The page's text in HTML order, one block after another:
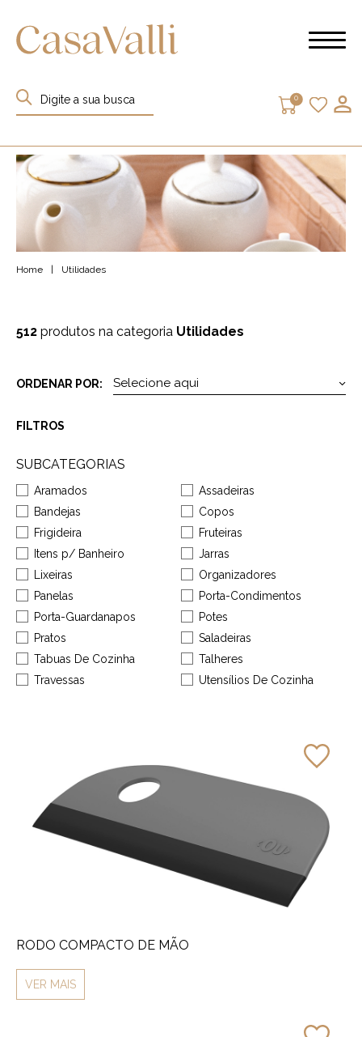
0
Home Utilidades
512 produtos na categoria Utilidades
ORDENAR POR:
FILTROS
SUBCATEGORIAS
Aramados
Assadeiras
Bandejas
Copos
Frigideira
Fruteiras
Itens p/ Banheiro
Jarras
Lixeiras
Organizadores
Panelas
Porta-Condimentos
Porta-Guardanapos
Potes
Pratos
Saladeiras
Tabuas De Cozinha
Talheres
Travessas
Utensílios De Cozinha
RODO COMPACTO DE MÃO
VER MAIS